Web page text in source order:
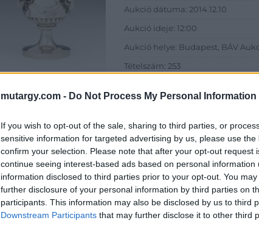
mutargy.com - Do Not Process My Personal Information
If you wish to opt-out of the sale, sharing to third parties, or
sensitive information for targeted advertising by us, please use
confirm your selection. Please note that after your opt-out request
continue seeing interest-based ads based on personal information
information disclosed to third parties prior to your opt-out. You
further disclosure of your personal information by third parties on
participants. This information may also be disclosed by us to third
Downstream Participants that may further disclose it to other third
Aukció dátuma: 2014.12.10
Aukció ideje: 12:00
Aukció helye: Budapest, BÁV
Tételszám: 253
Eladó adatai
Bemutatkozás: Az ország